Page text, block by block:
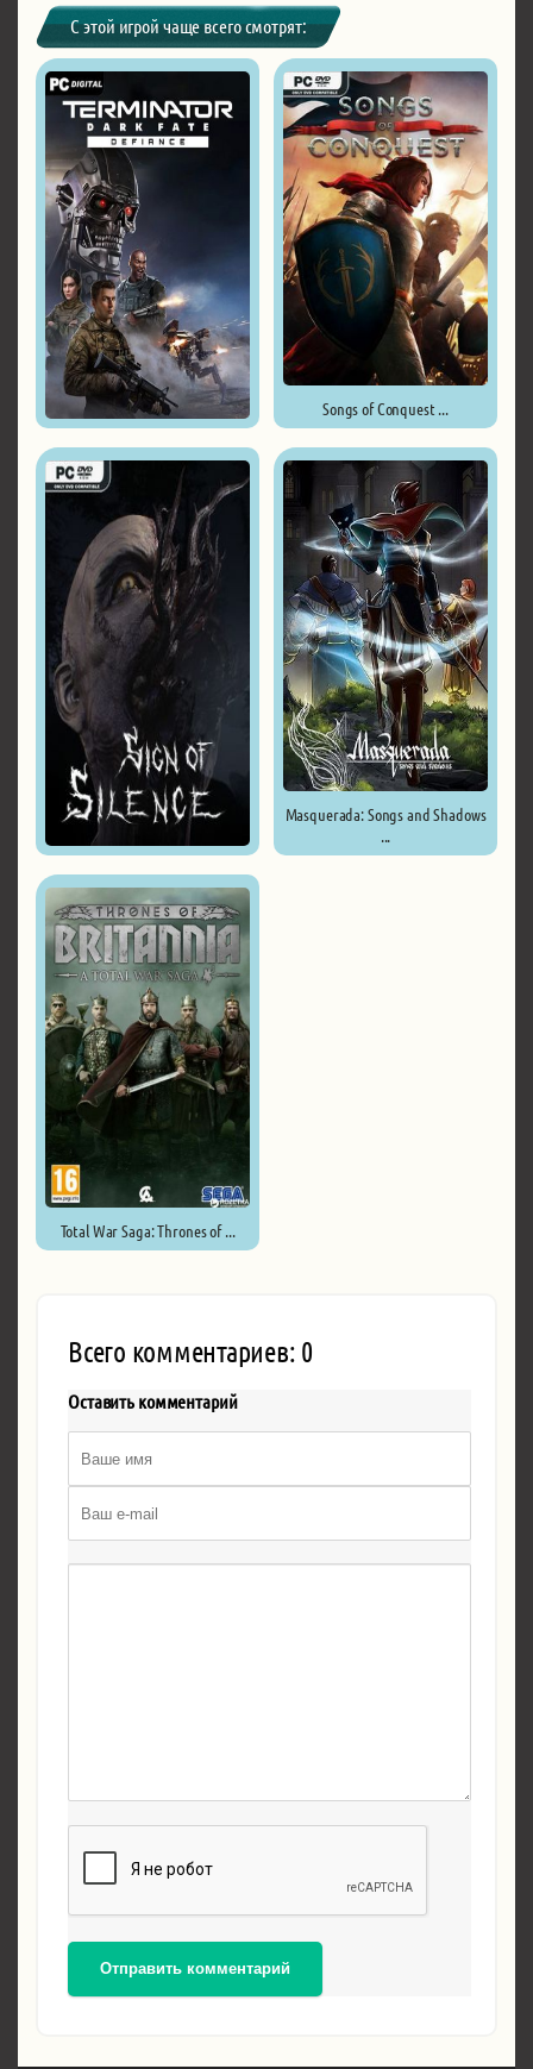
С этой игрой чаще всего смотрят:
Songs of Conquest ...
Masquerada: Songs and Shadows
...
Total War Saga: Thrones of ...
Всего комментариев: 0
Оставить комментарий
Отправить комментарий